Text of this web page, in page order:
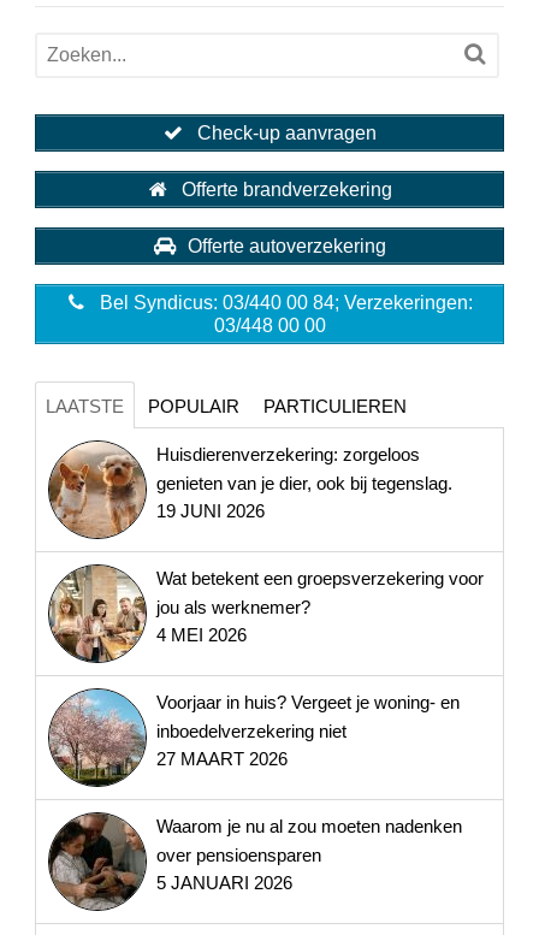
Check-up aanvragen
Offerte brandverzekering
Offerte autoverzekering
Bel Syndicus: 03/440 00 84; Verzekeringen:
03/448 00 00
LAATSTE POPULAIR PARTICULIEREN
Huisdierenverzekering: zorgeloos
genieten van je dier, ook bij tegenslag.
19 JUNI 2026
Wat betekent een groepsverzekering voor
jou als werknemer?
4 MEI 2026
Voorjaar in huis? Vergeet je woning- en
inboedelverzekering niet
27 MAART 2026
Waarom je nu al zou moeten nadenken
over pensioensparen
5 JANUARI 2026